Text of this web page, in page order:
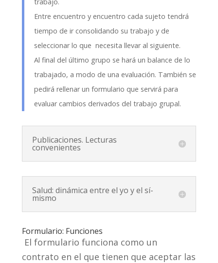
Entre encuentro y encuentro cada sujeto tendrá
tiempo de ir consolidando su trabajo y de
seleccionar lo que necesita llevar al siguiente.
Al final del último grupo se hará un balance de lo
trabajado, a modo de una evaluación. También se
pedirá rellenar un formulario que servirá para
evaluar cambios derivados del trabajo grupal.
Publicaciones. Lecturas
convenientes
Salud: dinámica entre el yo y el sí-
mismo
Formulario: Funciones
El formulario funciona como un
contrato en el que tienen que aceptar las